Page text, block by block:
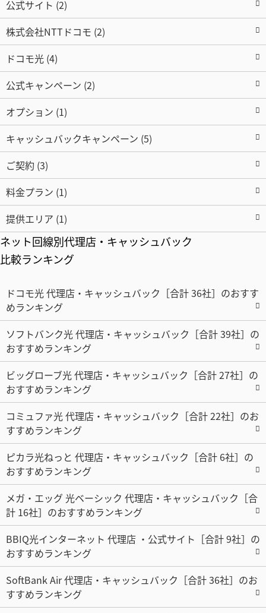
公式サイト (2)
株式会社NTTドコモ (2)
ドコモ光 (4)
公式キャンペーン (2)
オプション (1)
キャッシュバックキャンペーン (5)
ご契約 (3)
料金プラン (1)
提供エリア (1)
ネット回線別代理店・キャッシュバック
比較ランキング
ドコモ光 代理店・キャッシュバック［合計 36社］のおすす
めランキング
ソフトバンク光 代理店・キャッシュバック［合計 39社］の
おすすめランキング
ビッグローブ光 代理店・キャッシュバック［合計 27社］の
おすすめランキング
コミュファ光 代理店・キャッシュバック［合計 22社］のお
すすめランキング
ピカラ光ねっと 代理店・キャッシュバック［合計 6社］の
おすすめランキング
メガ・エッグ 光ベーシック 代理店・キャッシュバック［合
計 16社］のおすすめランキング
BBIQ光インターネット 代理店 ・公式サイト［合計 9社］の
おすすめランキング
SoftBank Air 代理店・キャッシュバック［合計 36社］のお
すすめランキング